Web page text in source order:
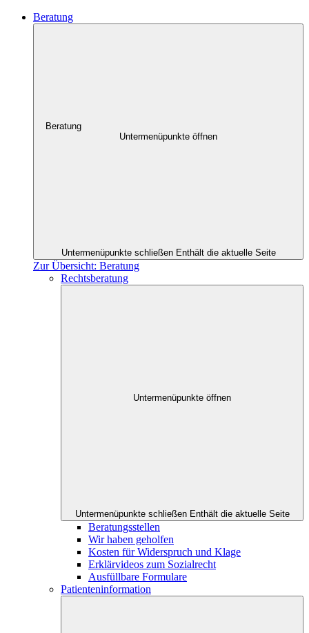
Beratung
Beratung
Untermenüpunkte öffnen
Untermenüpunkte schließen Enthält die aktuelle Seite
Zur Übersicht: Beratung
Rechtsberatung
Untermenüpunkte öffnen
Untermenüpunkte schließen Enthält die aktuelle Seite
Beratungsstellen
Wir haben geholfen
Kosten für Widerspruch und Klage
Erklärvideos zum Sozialrecht
Ausfüllbare Formulare
Patienteninformation